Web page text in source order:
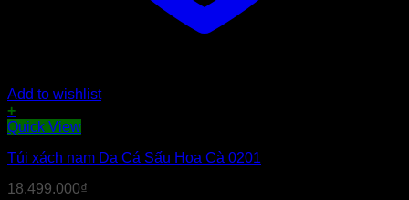
Add to wishlist
+
Quick View
Túi xách nam Da Cá Sấu Hoa Cà 0201
18.499.000₫